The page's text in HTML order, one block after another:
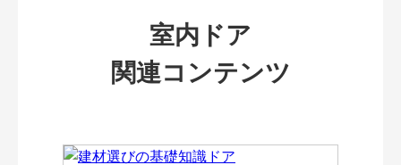
室内ドア
関連コンテンツ